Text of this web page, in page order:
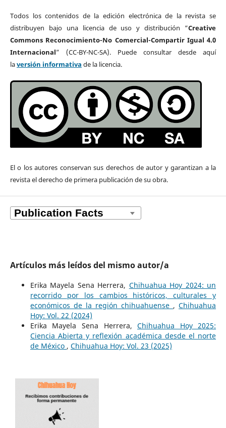
Todos los contenidos de la edición electrónica de la revista se
distribuyen bajo una licencia de uso y distribución “Creative
Commons Reconocimiento-No Comercial-Compartir Igual 4.0
Internacional” (CC-BY-NC-SA). Puede consultar desde aquí
laversión informativa de la licencia.
El o los autores conservan sus derechos de autor y garantizan a la
revista el derecho de primera publicación de su obra.
Artículos más leídos del mismo autor/a
Erika Mayela Sena Herrera, Chihuahua Hoy 2024: un
recorrido por los cambios históricos, culturales y
económicos de la región chihuahuense ,Chihuahua
Hoy: Vol. 22 (2024)
Erika Mayela Sena Herrera,Chihuahua Hoy 2025:
Ciencia Abierta y reflexión académica desde el norte
de México , Chihuahua Hoy: Vol. 23 (2025)